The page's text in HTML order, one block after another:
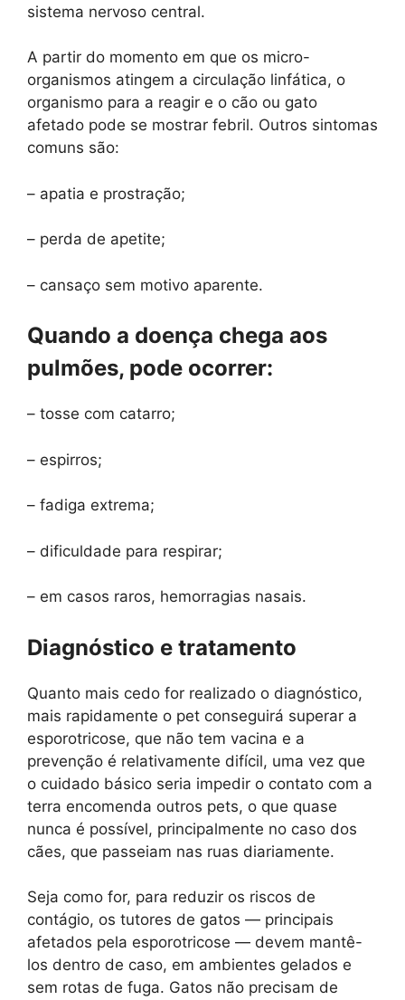
sistema nervoso central.
A partir do momento em que os micro-
organismos atingem a circulação linfática, o
organismo para a reagir e o cão ou gato
afetado pode se mostrar febril. Outros sintomas
comuns são:
– apatia e prostração;
– perda de apetite;
– cansaço sem motivo aparente.
Quando a doença chega aos
pulmões, pode ocorrer:
– tosse com catarro;
– espirros;
– fadiga extrema;
– dificuldade para respirar;
– em casos raros, hemorragias nasais.
Diagnóstico e tratamento
Quanto mais cedo for realizado o diagnóstico,
mais rapidamente o pet conseguirá superar a
esporotricose, que não tem vacina e a
prevenção é relativamente difícil, uma vez que
o cuidado básico seria impedir o contato com a
terra encomenda outros pets, o que quase
nunca é possível, principalmente no caso dos
cães, que passeiam nas ruas diariamente.
Seja como for, para reduzir os riscos de
contágio, os tutores de gatos — principais
afetados pela esporotricose — devem mantê-
los dentro de caso, em ambientes gelados e
sem rotas de fuga. Gatos não precisam de